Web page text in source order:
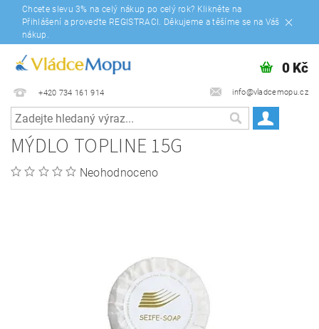
Chcete slevu 3% na celý nákup po celý rok? Klikněte na
Přihlášení a proveďte REGISTRACI. Děkujeme a těšíme se na Váš
nákup.
+420 734 161 914 info@vladcemopu.cz
0 Kč
MÝDLO TOPLINE 15G
Neohodnoceno